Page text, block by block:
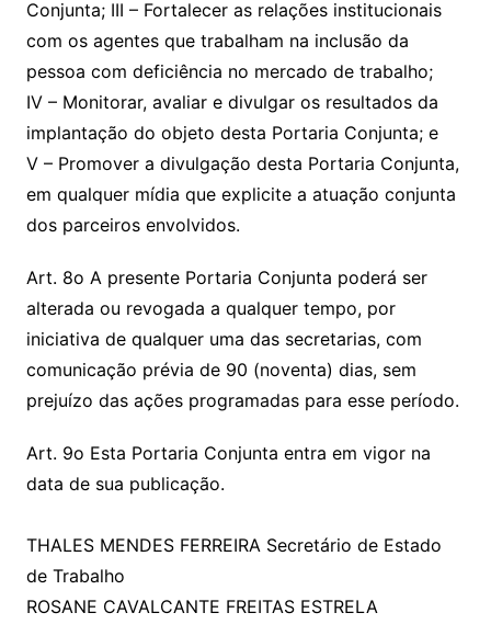
Conjunta; III – Fortalecer as relações institucionais
com os agentes que trabalham na inclusão da
pessoa com deficiência no mercado de trabalho;
IV – Monitorar, avaliar e divulgar os resultados da
implantação do objeto desta Portaria Conjunta; e
V – Promover a divulgação desta Portaria Conjunta,
em qualquer mídia que explicite a atuação conjunta
dos parceiros envolvidos.
Art. 8o A presente Portaria Conjunta poderá ser
alterada ou revogada a qualquer tempo, por
iniciativa de qualquer uma das secretarias, com
comunicação prévia de 90 (noventa) dias, sem
prejuízo das ações programadas para esse período.
Art. 9o Esta Portaria Conjunta entra em vigor na
data de sua publicação.
THALES MENDES FERREIRA Secretário de Estado
de Trabalho
ROSANE CAVALCANTE FREITAS ESTRELA